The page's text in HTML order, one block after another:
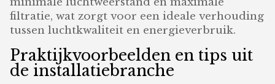
filtratie, wat zorgt voor een ideale verhouding
tussen luchtkwaliteit en energieverbruik.
Praktijkvoorbeelden en tips uit
de installatiebranche